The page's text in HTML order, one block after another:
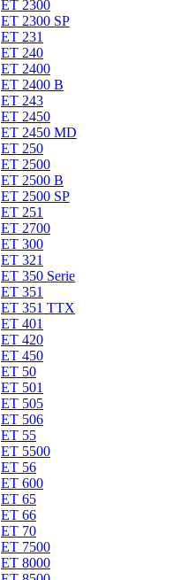
ET 2300
ET 2300 SP
ET 231
ET 240
ET 2400
ET 2400 B
ET 243
ET 2450
ET 2450 MD
ET 250
ET 2500
ET 2500 B
ET 2500 SP
ET 251
ET 2700
ET 300
ET 321
ET 350 Serie
ET 351
ET 351 TTX
ET 401
ET 420
ET 450
ET 50
ET 501
ET 505
ET 506
ET 55
ET 5500
ET 56
ET 600
ET 65
ET 66
ET 70
ET 7500
ET 8000